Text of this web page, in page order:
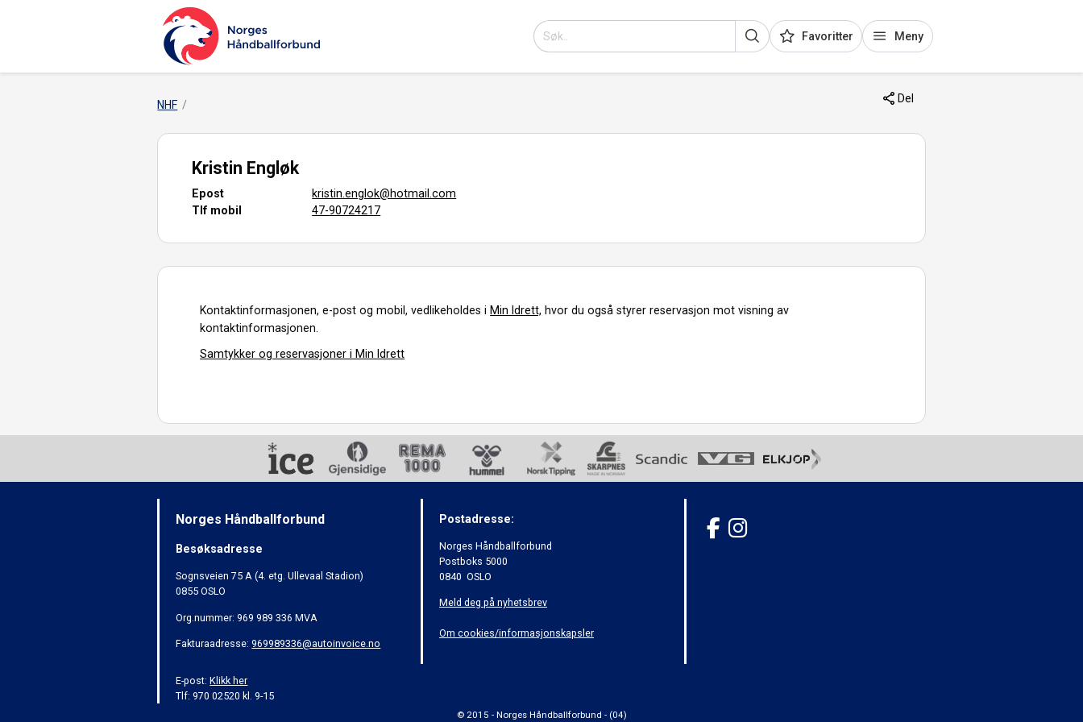
Favoritter Meny
NHF Del
Kristin Engløk
Epost
kristin.englok@hotmail.com
Tlf mobil
47-90724217
Kontaktinformasjonen, e-post og mobil, vedlikeholdes i Min Idrett, hvor du også styrer reservasjon mot visning av
kontaktinformasjonen.
Samtykker og reservasjoner i Min Idrett
Norges Håndballforbund
Besøksadresse
Sognsveien 75 A (4. etg. Ullevaal Stadion)
0855 OSLO
Org.nummer: 969 989 336 MVA
Fakturaadresse:969989336@autoinvoice.no
E-post:Klikk her
Tlf: 970 02520 kl. 9-15
Postadresse:
Norges Håndballforbund
Postboks 5000
0840 OSLO
Meld deg på nyhetsbrev
Om cookies/informasjonskapsler
© 2015 - Norges Håndballforbund - (04)